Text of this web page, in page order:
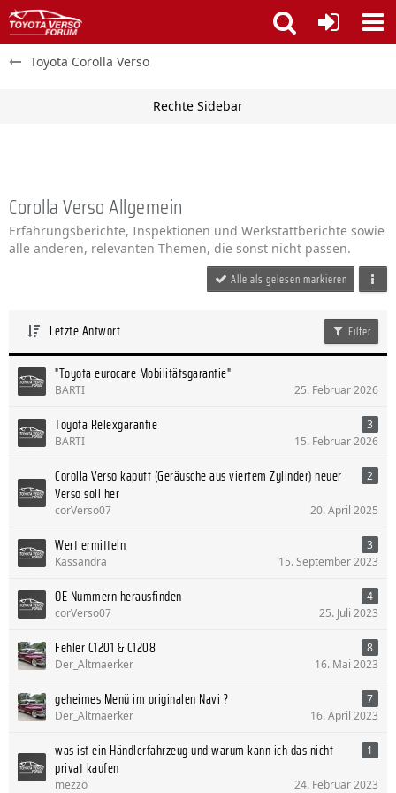
Toyota Corolla Verso
Corolla Verso Allgemein
Erfahrungsberichte, Inspektionen und Werkstattberichte sowie
alle anderen, relevanten Themen, die sonst nicht passen.
Alle als gelesen markieren
Letzte Antwort Filter
"Toyota eurocare Mobilitätsgarantie"
BARTI 25. Februar 2026
Toyota Relexgarantie
3
BARTI
15. Februar 2026
Corolla Verso kaputt (Geräusche aus viertem Zylinder) neuer
Verso soll her
2
corVerso07 20. April 2025
Wert ermitteln
3
Kassandra
15. September 2023
OE Nummern herausfinden
4
corVerso07
25. Juli 2023
Fehler C1201 & C1208
8
Der_Altmaerker
16. Mai 2023
geheimes Menü im originalen Navi ?
7
Der_Altmaerker
16. April 2023
was ist ein Händlerfahrzeug und warum kann ich das nicht
privat kaufen
1
mezzo 24. Februar 2023